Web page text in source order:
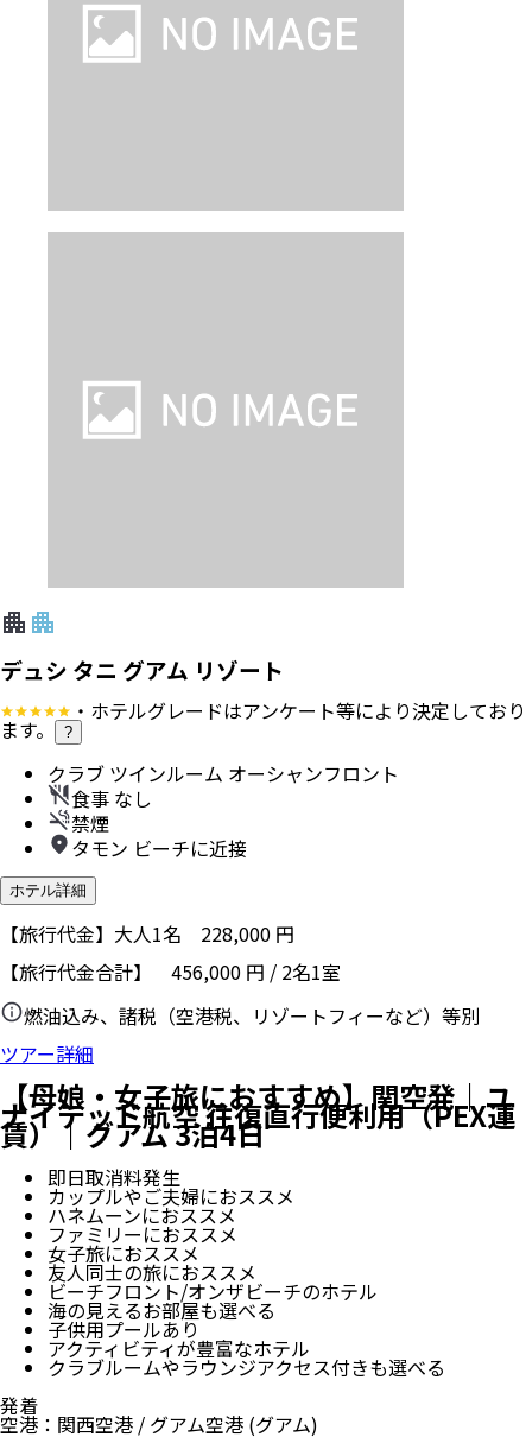
デュシ タニ グアム リゾート
・ホテルグレードはアンケート等により決定しており
ます。 ?
クラブ ツインルーム オーシャンフロント
食事 なし
禁煙
タモン ビーチに近接
ホテル詳細
【旅行代金】大人1名 228,000 円
【旅行代金合計】 456,000 円 / 2名1室
燃油込み、諸税（空港税、リゾートフィーなど）等別
ツアー詳細
【母娘・女子旅におすすめ】関空発｜ユ
ナイテッド航空 往復直行便利用（PEX運
賃）｜グアム 3泊4日
即日取消料発生
カップルやご夫婦におススメ
ハネムーンにおススメ
ファミリーにおススメ
女子旅におススメ
友人同士の旅におススメ
ビーチフロント/オンザビーチのホテル
海の見えるお部屋も選べる
子供用プールあり
アクティビティが豊富なホテル
クラブルームやラウンジアクセス付きも選べる
発着
空港 ： 関西空港 / グアム空港 (グアム)